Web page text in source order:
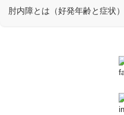
肘内障とは（好発年齢と症状）